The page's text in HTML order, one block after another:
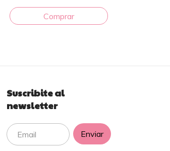
Suscribite al
newsletter